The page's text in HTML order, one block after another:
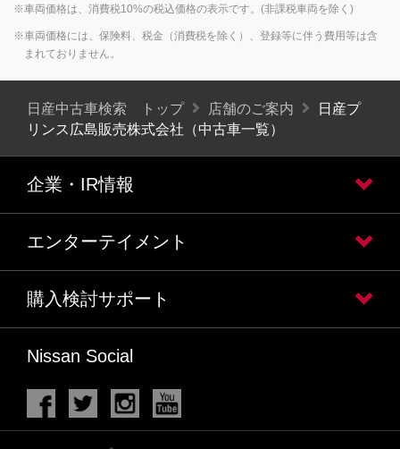
※車両価格は、消費税10%の税込価格の表示です。(非課税車両を除く)
※車両価格には、保険料、税金（消費税を除く）、登録等に伴う費用等は含
まれておりません。
日産中古車検索 トップ 店舗のご案内
日産プ
リンス広島販売株式会社（中古車一覧）
企業・IR情報
エンターテイメント
購入検討サポート
Nissan Social